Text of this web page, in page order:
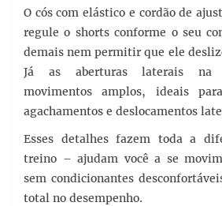
O cós com elástico e cordão de
regule o shorts conforme o seu
demais nem permitir que ele
Já as aberturas laterais na
movimentos amplos, ideais
agachamentos e deslocamentos
Esses detalhes fazem toda a
treino – ajudam você a se
sem condicionantes
total no desempenho.